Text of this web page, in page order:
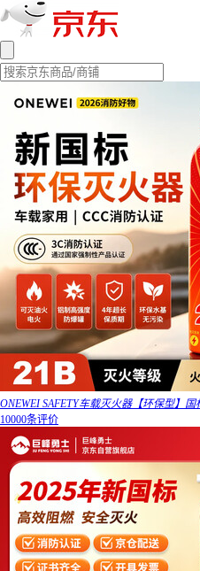
ONEWEI SAFETY车载灭火器【环保型】
10000条评价